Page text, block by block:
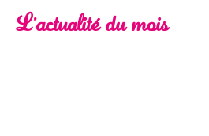
L'actualité du mois